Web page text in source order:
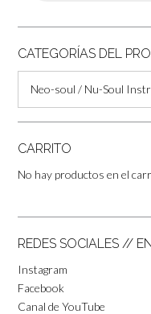
CATEGORÍAS DEL
Neo-soul / Nu-Soul
CARRITO
No hay productos en el
REDES SOCIALES //
Instagram
Facebook
Canal de YouTube